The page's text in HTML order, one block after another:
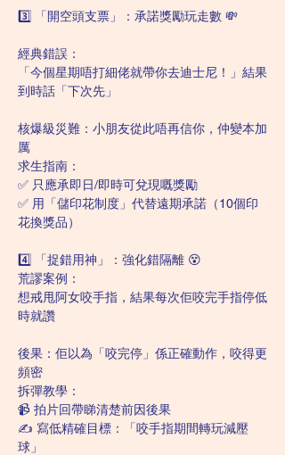
3️⃣ 「開空頭支票」：承諾獎勵玩走數 💸
經典錯誤：
「今個星期唔打細佬就帶你去迪士尼！」結果
到時話「下次先」
核爆級災難：小朋友從此唔再信你，仲變本加
厲
求生指南：
✅ 只應承即日/即時可兌現嘅獎勵
✅ 用「儲印花制度」代替遠期承諾（10個印
花換獎品）
4️⃣ 「捉錯用神」：強化錯隔離 😵
荒謬案例：
想戒甩阿女咬手指，結果每次佢咬完手指停低
時就讚
後果：佢以為「咬完停」係正確動作，咬得更
頻密
拆彈教學：
📹 拍片回帶睇清楚前因後果
✍️ 寫低精確目標：「咬手指期間轉玩減壓
球」